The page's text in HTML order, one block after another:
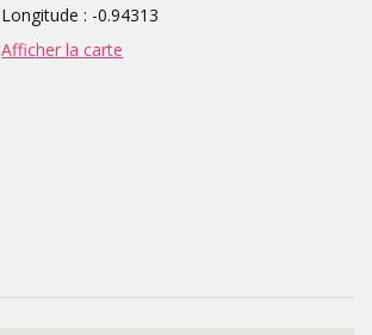
Longitude : -0.94313
Afficher la carte